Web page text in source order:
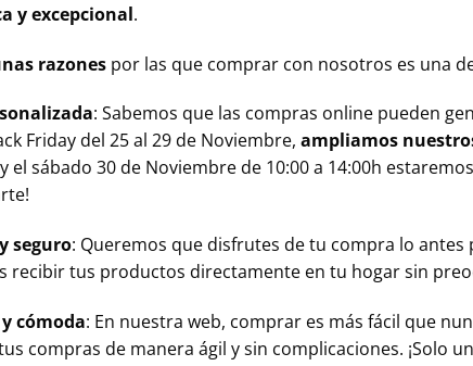
y excepcional.
razones por las que comprar con nosotros es una
: Sabemos que las compras online pueden
Friday del 25 al 29 de Noviembre, ampliamos
el sábado 30 de Noviembre de 10:00 a 14:00h
seguro: Queremos que disfrutes de tu compra lo antes
recibir tus productos directamente en tu hogar sin
cómoda: En nuestra web, comprar es más fácil que
compras de manera ágil y sin complicaciones. ¡Solo